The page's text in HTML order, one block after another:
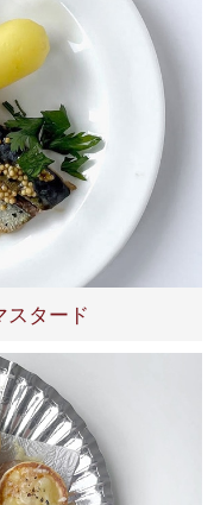
スタード